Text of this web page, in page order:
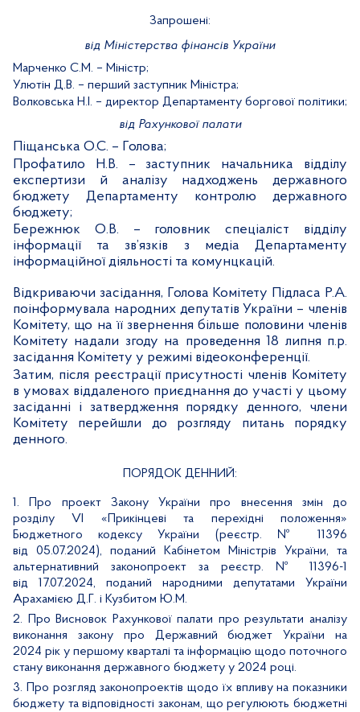
Запрошені:
від Міністерства фінансів України
Марченко С.М. – Міністр;
Улютін Д.В. – перший заступник Міністра;
Волковська Н.І. – директор Департаменту боргової політики;
від Рахункової палати
Піщанська О.С. – Голова;
Профатило Н.В. – заступник начальника відділу
експертизи й аналізу надходжень державного
бюджету Департаменту контролю державного
бюджету;
Бережнюк О.В. – головник спеціаліст відділу
інформації та зв’язків з медіа Департаменту
інформаційної діяльності та комунцкацій.
Відкриваючи засідання, Голова Комітету Підласа Р.А.
поінформувала народних депутатів України – членів
Комітету, що на її звернення більше половини членів
Комітету надали згоду на проведення 18 липня п.р.
засідання Комітету у режимі відеоконференції.
Затим, після реєстрації присутності членів Комітету
в умовах віддаленого приєднання до участі у цьому
засіданні і затвердження порядку денного, члени
Комітету перейшли до розгляду питань порядку
денного.
ПОРЯДОК ДЕННИЙ:
1.
Про проект Закону України про внесення змін до
розділу
VI «Прикінцеві та перехідні положення»
Бюджетного кодексу України (реєстр. № 11396
від 05.07.2024), поданий Кабінетом Міністрів України, та
альтернативний законопроект за реєстр. № 11396-1
від
17.07.2024, поданий народними депутатами України
Арахамією Д.Г. і Кузбитом Ю.М.
2.
Про Висновок Рахункової палати про результати аналізу
виконання закону про Державний бюджет України на
2024 рік у першому кварталі та інформацію щодо поточного
стану виконання державного бюджету у 2024 році.
3. Про розгляд законопроектів щодо їх впливу на показники
бюджету та відповідності законам, що регулюють бюджетні